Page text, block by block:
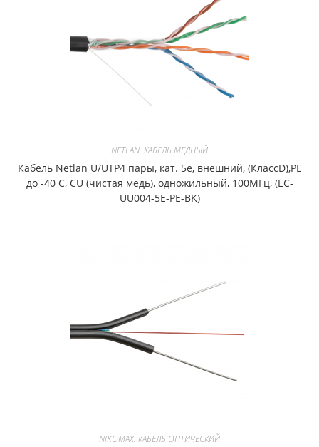
NETLAN. КАБЕЛЬ МЕДНЫЙ
Кабель Netlan U/UTP4 пары, кат. 5е, внешний, (КлассD),PE
до -40 С, CU (чистая медь), одножильный, 100МГц, (EC-
UU004-5E-PE-BK)
NIKOMAX. КАБЕЛЬ ОПТИЧЕСКИЙ